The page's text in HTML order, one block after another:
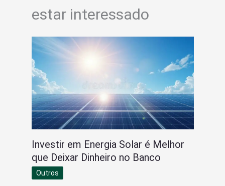
estar interessado
Investir em Energia Solar é Melhor
que Deixar Dinheiro no Banco
Outros